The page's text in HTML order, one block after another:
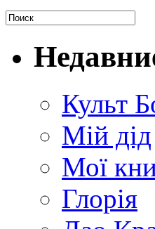
Культ
Мій дід
Мої
Глорія